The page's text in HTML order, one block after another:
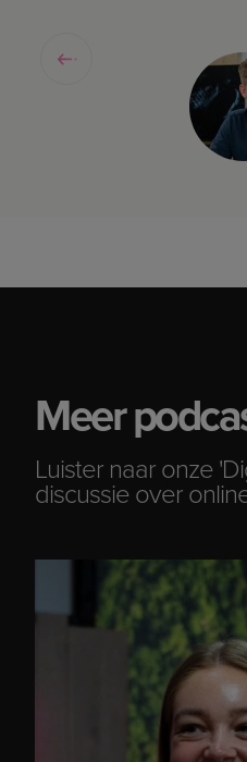
Meer
Luister naar onze
discussie over